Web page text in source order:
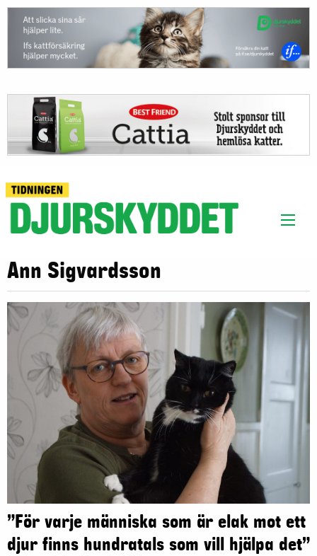
Ann Sigvardsson
”För varje människa som är elak mot ett
djur finns hundratals som vill hjälpa det”